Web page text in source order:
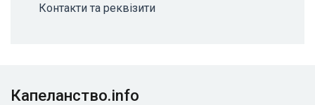
Контакти та реквізити
Капеланство.info